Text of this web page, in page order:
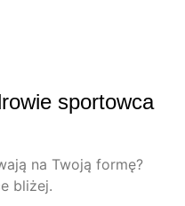
sportowca
na Twoją formę?
bliżej.